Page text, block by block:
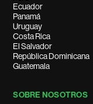
Ecuador
Panamá
Uruguay
Costa Rica
El Salvador
República Dominicana
Guatemala
SOBRE NOSOTROS